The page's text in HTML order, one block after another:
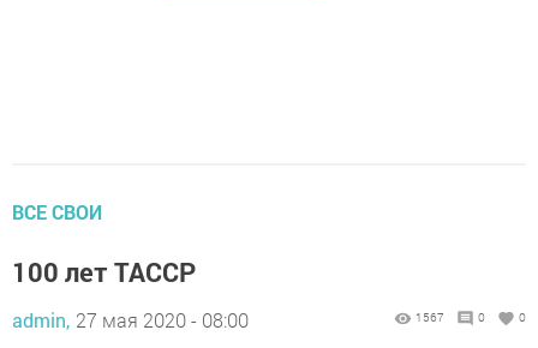
ВСЕ СВОИ
100 лет ТАССР
admin, 27 мая 2020 - 08:00 1567 0 0